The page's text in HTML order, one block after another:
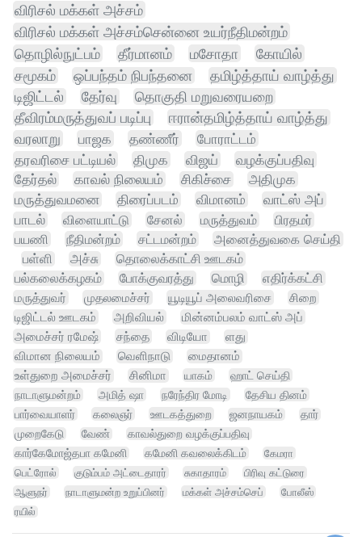
விரிசல் மக்கள் அச்சம்
விரிசல் மக்கள் அச்சம்சென்னை உயர்நீதிமன்றம்
தொழில்நுட்பம்
தீர்மானம் மசோதா கோயில்
சமூகம் ஒப்பந்தம் நிபந்தனை
தமிழ்த்தாய் வாழ்த்து
டிஜிட்டல்
தேர்வு
தொகுதி மறுவரையறை
தீவிரம்மருத்துவப் படிப்பு
ஈரான்தமிழ்த்தாய் வாழ்த்து
வரலாறு
பாஜக தண்ணீர்
போராட்டம்
தரவரிசை பட்டியல்
திமுக விஜய் வழக்குப்பதிவு
தேர்தல் காவல் நிலையம் சிகிச்சை
அதிமுக
மருத்துவமனை
திரைப்படம் விமானம்
வாட்ஸ் அப்
பாடல்
விளையாட்டு சேனல் மருத்துவம்
பிரதமர்
பயணி
நீதிமன்றம் சட்டமன்றம் அனைத்துவகை செய்தி
பள்ளி அச்சு
தொலைக்காட்சி ஊடகம்
பல்கலைக்கழகம்
போக்குவரத்து மொழி
எதிர்க்கட்சி
மருத்துவர்
முதலமைச்சர் யூடியூப் அலைவரிசை
சிறை
டிஜிட்டல் ஊடகம்
அறிவியல்
மின்னம்பலம் வாட்ஸ் அப்
அமைச்சர் ரமேஷ்
சந்தை விடியோ
ளது
விமான நிலையம்
வெளிநாடு
மைதானம்
உள்துறை அமைச்சர்
சினிமா யாகம்
ஹாட் செய்தி
நாடாளுமன்றம்
அமித் ஷா நரேந்திர மோடி
தேசிய தினம்
பார்வையாளர்
கலைஞர் ஊடகத்துறை ஜனநாயகம்
தார்
முறைகேடு
வேண்
காவல்துறை வழக்குப்பதிவு
கார்கேமோஜ்தபா கமேனி
கமேனி கவலைக்கிடம்
கேமரா
பெட்ரோல்
குடும்பம் அட்டைதாரர் சுகாதாரம்
பிரிவு கட்டுரை
ஆளுநர்
நாடாளுமன்ற உறுப்பினர் மக்கள் அச்சம்செப் போலீஸ்
ரயில்